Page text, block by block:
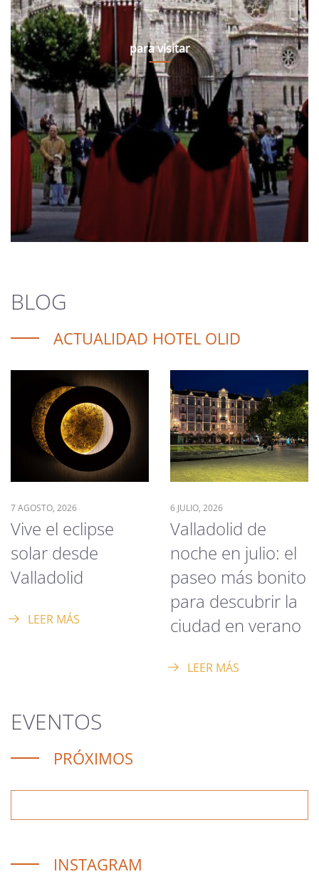
para visitar
BLOG
ACTUALIDAD HOTEL OLID
7 AGOSTO, 2026
Vive el eclipse
solar desde
Valladolid
LEER MÁS
6 JULIO, 2026
Valladolid de
noche en julio: el
paseo más bonito
para descubrir la
ciudad en verano
LEER MÁS
EVENTOS
PRÓXIMOS
INSTAGRAM